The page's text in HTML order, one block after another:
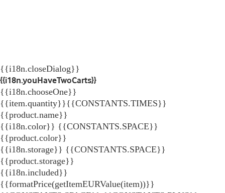
{{i18n.closeDialog}}
{{i18n.youHaveTwoCarts}}
{{i18n.chooseOne}}
{{item.quantity}}{{CONSTANTS.TIMES}}
{{product.name}}
{{i18n.color}} {{CONSTANTS.SPACE}}
{{product.color}}
{{i18n.storage}} {{CONSTANTS.SPACE}}
{{product.storage}}
{{i18n.included}}
{{formatPrice(getItemEURValue(item))}}